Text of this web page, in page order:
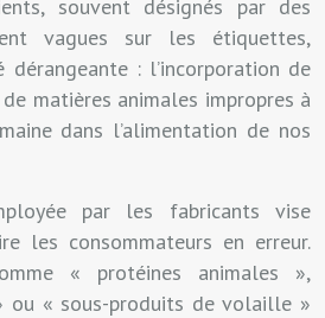
souvent désignés par des
vagues sur les étiquettes,
dérangeante : l’incorporation de
matières animales impropres à
dans l’alimentation de nos
par les fabricants vise
les consommateurs en erreur.
« protéines animales »,
ou « sous-produits de volaille »